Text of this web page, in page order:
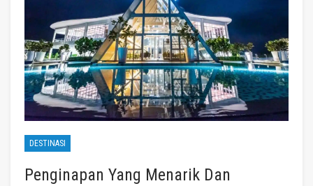
DESTINASI
Penginapan Yang Menarik Dan